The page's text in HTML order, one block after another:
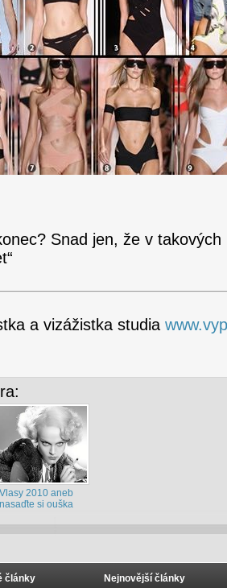
Snad jen, že v takových
a vizážistka studia
Vlasy 2010 aneb
nasaďte si ouška
články Nejnovější články